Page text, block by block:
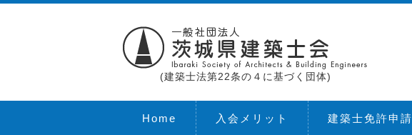
(建築士法第22条の４に基づく団体)
Home 入会メリット 建築士免許申請